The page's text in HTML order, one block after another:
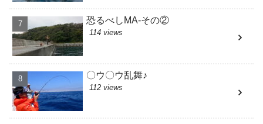
恐るべしMA-その②
114 views
〇ウ〇ウ乱舞♪
112 views